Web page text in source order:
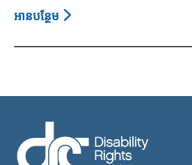
និង
ទុក្ខ
អាន​បន្ថែម About
Medi-
បាន
ស្នាក់